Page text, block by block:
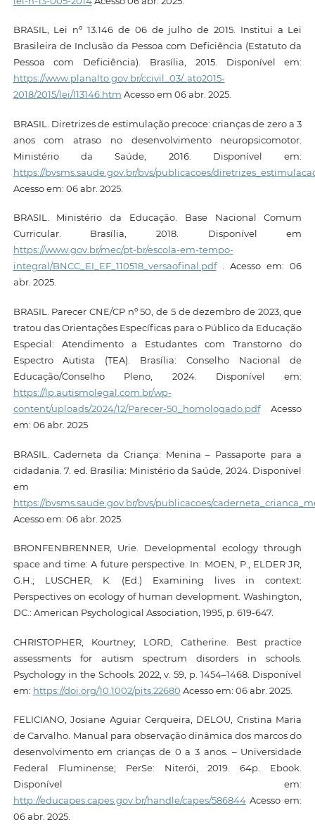
BRASIL, Lei nº 13.146 de 06 de julho de 2015. Institui a Lei
Brasileira de Inclusão da Pessoa com Deficiência (Estatuto da
Pessoa com Deficiência). Brasília, 2015. Disponível em:
https://www.planalto.gov.br/ccivil_03/_ato2015-
2018/2015/lei/l13146.htm Acesso em 06 abr. 2025.
BRASIL. Diretrizes de estimulação precoce: crianças de zero a 3
anos com atraso no desenvolvimento neuropsicomotor.
Ministério da Saúde, 2016. Disponível em:
https://bvsms.saude.gov.br/bvs/publicacoes/
Acesso em: 06 abr. 2025.
BRASIL. Ministério da Educação. Base Nacional Comum
Curricular. Brasília, 2018. Disponível em
https://www.gov.br/mec/pt-br/escola-em-tempo-
integral/BNCC_EI_EF_110518_versaofinal.pdf. Acesso em: 06
abr. 2025.
BRASIL. Parecer CNE/CP nº 50, de 5 de dezembro de 2023, que
tratou das Orientações Específicas para o Público da Educação
Especial: Atendimento a Estudantes com Transtorno do
Espectro Autista (TEA). Brasília: Conselho Nacional de
Educação/Conselho Pleno, 2024. Disponível em:
https://lp.autismolegal.com.br/wp-
content/uploads/2024/12/Parecer-50_homologado.pdfAcesso
em: 06 abr. 2025
BRASIL. Caderneta da Criança: Menina – Passaporte para a
cidadania. 7. ed. Brasília: Ministério da Saúde, 2024. Disponível
em
https://bvsms.saude.gov.br/bvs/publicacoes/
Acesso em: 06 abr. 2025.
BRONFENBRENNER, Urie. Developmental ecology through
space and time: A future perspective. In: MOEN, P., ELDER JR,
G.H.; LUSCHER, K. (Ed.) Examining lives in context:
Perspectives on ecology of human development. Washington,
DC.: American Psychological Association, 1995, p. 619-647.
CHRISTOPHER, Kourtney; LORD, Catherine. Best practice
assessments for autism spectrum disorders in schools.
Psychology in the Schools. 2022, v. 59, p. 1454–1468. Disponível
em: https://doi.org/10.1002/pits.22680 Acesso em: 06 abr. 2025.
FELICIANO, Josiane Aguiar Cerqueira, DELOU, Cristina Maria
de Carvalho. Manual para observação dinâmica dos marcos do
desenvolvimento em crianças de 0 a 3 anos. – Universidade
Federal Fluminense; PerSe: Niterói, 2019. 64p. Ebook.
Disponível em:
http://educapes.capes.gov.br/handle/capes/586844Acesso em:
06 abr. 2025.